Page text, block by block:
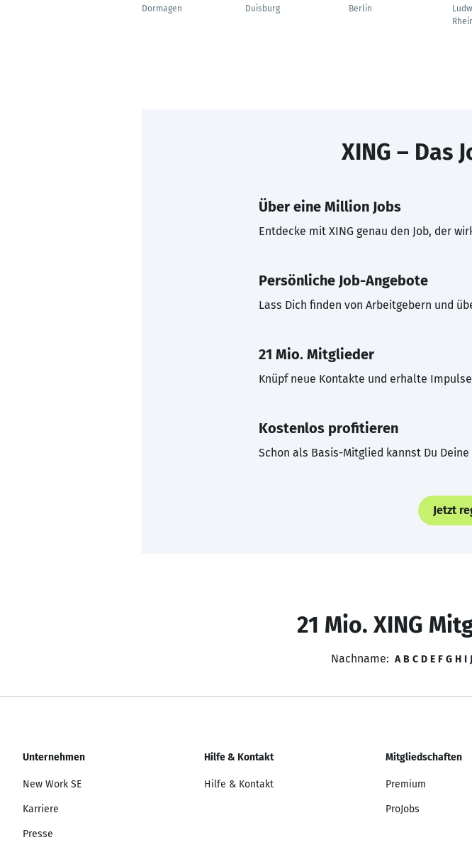
Dormagen
Duisburg
Berlin
XING – Das
Über eine Million Jobs
Entdecke mit XING genau den Job, der
Persönliche Job-Angebote
Lass Dich finden von Arbeitgebern und
21 Mio. Mitglieder
Knüpf neue Kontakte und erhalte
Kostenlos profitieren
Schon als Basis-Mitglied kannst Du
Jetzt
21 Mio. XING
Nachname: A B C D E F G H I J
Unternehmen
New Work SE
Karriere
Presse
Hilfe & Kontakt
Hilfe & Kontakt
Mitgliedschaften
Premium
ProJobs